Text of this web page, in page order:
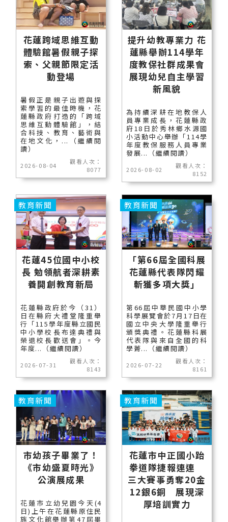
花蓮跨域思維互動
體驗館暑假親子探
索、父親節限定活
動登場
暑假正是親子出遊與探
索學習的最佳時機，花
蓮縣政府打造的「跨域
思維互動體驗館」，結
合科技、教育、藝術與
在地文化，...（繼續閱
讀）
2026-08-04
觀看人次：
8077
提升幼教專業力 花
蓮縣舉辦114學年
度教保社群成果會
展現幼兒自主學習
新風貌
為持續深耕在地教保人
員專業成長，花蓮縣政
府18日於秀林鄉水源國
小活動中心舉辦「114學
年度教保服務人員專業
發展...（繼續閱讀）
2026-08-02
觀看人次：
8152
花蓮45位國中小校
長 勉領航者深耕素
養開創教育新局
花蓮縣政府於今（31）
日在縣府大禮堂隆重舉
行「115學年度縣立國民
中小學校長布達典禮與
榮退校長歡送會」。今
年度...（繼續閱讀）
2026-07-31
觀看人次：
8143
教育新聞
「第66屆全國科展
花蓮縣代表隊閃耀
斬獲多項大獎」
第66屆中華民國中小學
科學展覽會於7月17日在
國立中央大學隆重舉行
頒獎典禮。花蓮縣科展
代表隊與來自全國的科
學菁...（繼續閱讀）
2026-07-22
觀看人次：
8161
教育新聞
市幼孩子畢業了！
《市幼盛夏時光》
公演展成果
花蓮市立幼兒園今天(4
日)上午在花蓮縣原住民
族文化館舉辦第47屆畢
教育新聞
花蓮市中正國小跆
拳道隊捷報連連
三大賽事勇奪20金
12銀6銅 展現深
厚培訓實力
教育新聞